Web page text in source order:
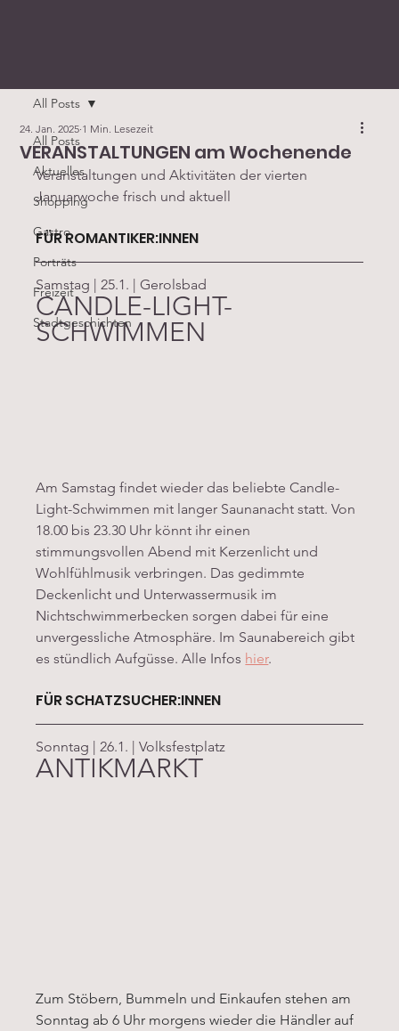
All Posts
Aktuelles
Shopping
Gastro
Porträts
Freizeit
Stadtgeschichten
All Posts
VERANSTALTUNGEN am Wochenende
24. Jan. 2025 1 Min. Lesezeit
Veranstaltungen und Aktivitäten der vierten
Januarwoche frisch und aktuell
FÜR ROMANTIKER:INNEN
Samstag | 25.1. | Gerolsbad
CANDLE-LIGHT-
SCHWIMMEN
Am Samstag findet wieder das beliebte Candle-
Light-Schwimmen mit langer Saunanacht statt. Von
18.00 bis 23.30 Uhr könnt ihr einen
stimmungsvollen Abend mit Kerzenlicht und
Wohlfühlmusik verbringen. Das gedimmte
Deckenlicht und Unterwassermusik im
Nichtschwimmerbecken sorgen dabei für eine
unvergessliche Atmosphäre. Im Saunabereich gibt
es stündlich Aufgüsse. Alle Infos hier.
FÜR SCHATZSUCHER:INNEN
Sonntag | 26.1. | Volksfestplatz
ANTIKMARKT
Zum Stöbern, Bummeln und Einkaufen stehen am
Sonntag ab 6 Uhr morgens wieder die Händler auf